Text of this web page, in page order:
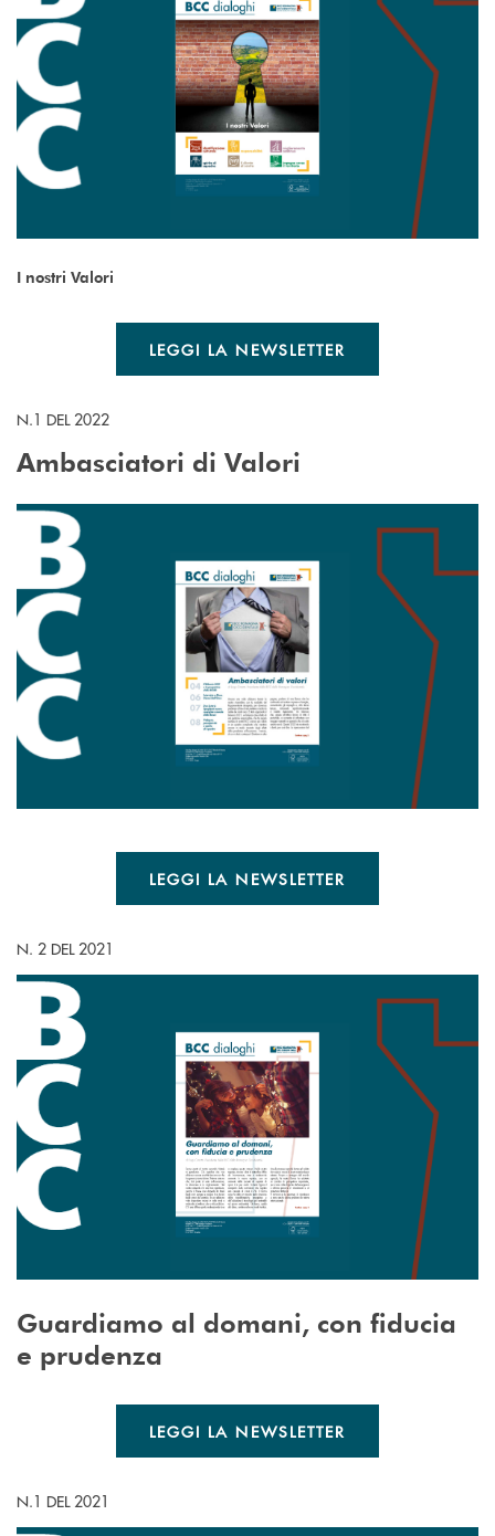
I nostri Valori
LEGGI LA NEWSLETTER
N.1 DEL 2022
Ambasciatori di Valori
LEGGI LA NEWSLETTER
N. 2 DEL 2021
Guardiamo al domani, con fiducia
e prudenza
LEGGI LA NEWSLETTER
N.1 DEL 2021